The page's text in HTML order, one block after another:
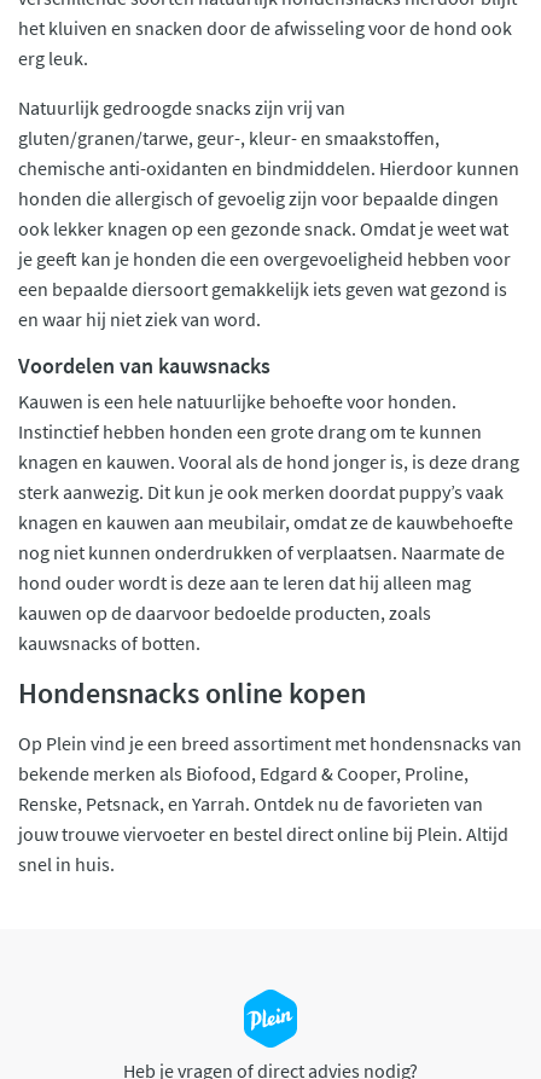
het kluiven en snacken door de afwisseling voor de hond ook
erg leuk.
Natuurlijk gedroogde snacks zijn vrij van
gluten/granen/tarwe, geur-, kleur- en smaakstoffen,
chemische anti-oxidanten en bindmiddelen. Hierdoor kunnen
honden die allergisch of gevoelig zijn voor bepaalde dingen
ook lekker knagen op een gezonde snack. Omdat je weet wat
je geeft kan je honden die een overgevoeligheid hebben voor
een bepaalde diersoort gemakkelijk iets geven wat gezond is
en waar hij niet ziek van word.
Voordelen van kauwsnacks
Kauwen is een hele natuurlijke behoefte voor honden.
Instinctief hebben honden een grote drang om te kunnen
knagen en kauwen. Vooral als de hond jonger is, is deze drang
sterk aanwezig. Dit kun je ook merken doordat puppy’s vaak
knagen en kauwen aan meubilair, omdat ze de kauwbehoefte
nog niet kunnen onderdrukken of verplaatsen. Naarmate de
hond ouder wordt is deze aan te leren dat hij alleen mag
kauwen op de daarvoor bedoelde producten, zoals
kauwsnacks of botten.
Hondensnacks online kopen
Op Plein vind je een breed assortiment met hondensnacks van
bekende merken als Biofood, Edgard & Cooper, Proline,
Renske, Petsnack, en Yarrah. Ontdek nu de favorieten van
jouw trouwe viervoeter en bestel direct online bij Plein. Altijd
snel in huis.
Heb je vragen of direct advies nodig?